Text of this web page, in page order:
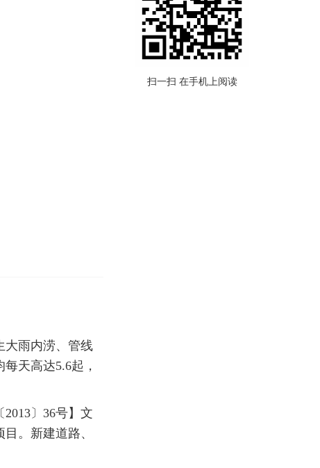
大雨内涝、管线
天高达5.6起，
〕36号】文
。新建道路、
扫一扫 在手机上阅读